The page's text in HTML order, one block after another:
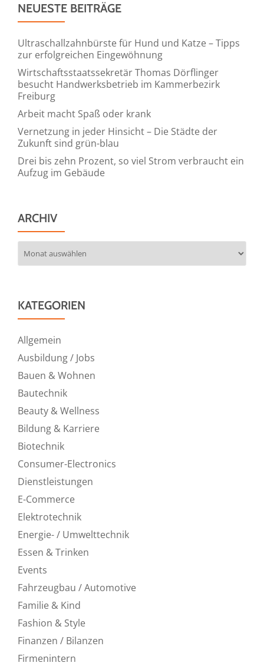
NEUESTE BEITRÄGE
Ultraschallzahnbürste für Hund und Katze – Tipps
zur erfolgreichen Eingewöhnung
Wirtschaftsstaatssekretär Thomas Dörflinger
besucht Handwerksbetrieb im Kammerbezirk
Freiburg
Arbeit macht Spaß oder krank
Vernetzung in jeder Hinsicht – Die Städte der
Zukunft sind grün-blau
Drei bis zehn Prozent, so viel Strom verbraucht ein
Aufzug im Gebäude
ARCHIV
KATEGORIEN
Allgemein
Ausbildung / Jobs
Bauen & Wohnen
Bautechnik
Beauty & Wellness
Bildung & Karriere
Biotechnik
Consumer-Electronics
Dienstleistungen
E-Commerce
Elektrotechnik
Energie- / Umwelttechnik
Essen & Trinken
Events
Fahrzeugbau / Automotive
Familie & Kind
Fashion & Style
Finanzen / Bilanzen
Firmenintern